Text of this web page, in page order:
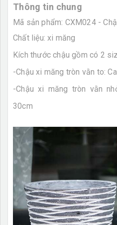
Thông tin chung
Mã sản phẩm: CXM024 -
Chất liệu: xi măng
Kích thước chậu gồm có 2
-Chậu xi măng tròn vằn to: C
-Chậu xi măng tròn vằn
30cm